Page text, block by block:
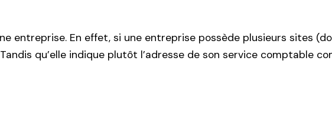
entreprise. En effet, si une entreprise possède plusieurs sites
qu’elle indique plutôt l’adresse de son service comptable